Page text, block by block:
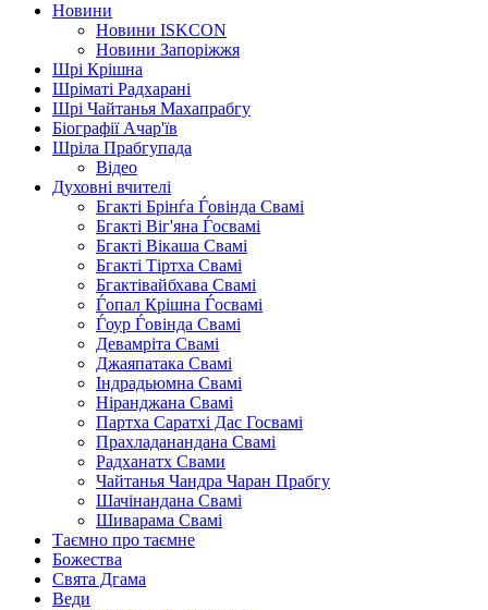
Новини
Новини ISKCON
Новини Запоріжжя
Шрі Крішна
Шріматі Радхарані
Шрі Чайтанья Махапрабгу
Біографії Ачар'їв
Шріла Прабгупада
Відео
Духовні вчителі
Бгакті Брінѓа Ѓовінда Свамі
Бгакті Віг'яна Ѓосвамі
Бгакті Вікаша Свамі
Бгакті Тіртха Свамі
Бгактівайбхава Свамі
Ѓопал Крішна Ѓосвамі
Ѓоур Ѓовінда Свамі
Девамріта Свамі
Джаяпатака Свамі
Індрадьюмна Свамі
Ніранджана Свамі
Партха Саратхі Дас Госвамі
Прахладанандана Свамі
Радханатх Свами
Чайтанья Чандра Чаран Прабгу
Шачінандана Свамі
Шиварама Свамі
Таємно про таємне
Божества
Свята Дгама
Веди